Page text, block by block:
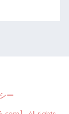
ー